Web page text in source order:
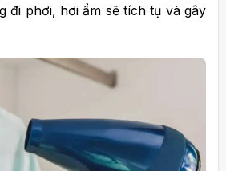
đi phơi, hơi ẩm sẽ tích tụ và gây